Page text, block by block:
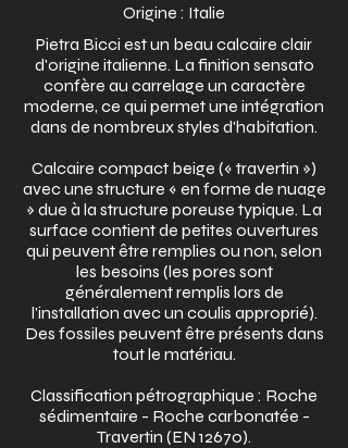
Origine : Italie
Pietra Bicci est un beau calcaire clair
d'origine italienne. La finition sensato
confère au carrelage un caractère
moderne, ce qui permet une intégration
dans de nombreux styles d'habitation.
Calcaire compact beige (« travertin »)
avec une structure « en forme de nuage
» due à la structure poreuse typique. La
surface contient de petites ouvertures
qui peuvent être remplies ou non, selon
les besoins (les pores sont
généralement remplis lors de
l'installation avec un coulis approprié).
Des fossiles peuvent être présents dans
tout le matériau.
Classification pétrographique : Roche
sédimentaire - Roche carbonatée -
Travertin (EN 12670).